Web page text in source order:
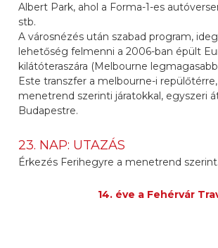
Albert Park, ahol a Forma-1-es
stb.
A városnézés után szabad program,
lehetőség felmenni a 2006-ban épült
kilátóteraszára (Melbourne
Este transzfer a melbourne-i
menetrend szerinti járatokkal, egyszeri
Budapestre.
23. NAP: UTAZÁS
Érkezés Ferihegyre a menetrend szerint.
14. éve a Fehérvár